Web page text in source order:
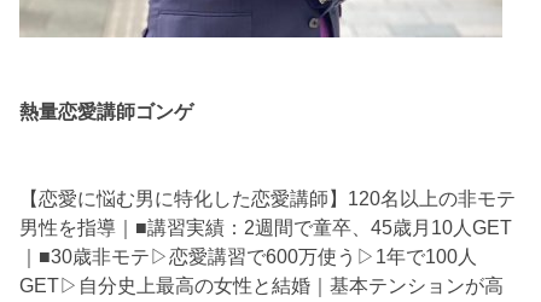
熱量恋愛講師ゴンゲ
【恋愛に悩む男に特化した恋愛講師】120名以上の非モテ
男性を指導｜■講習実績：2週間で童卒、45歳月10人GET
｜■30歳非モテ▷恋愛講習で600万使う▷1年で100人
GET▷自分史上最高の女性と結婚｜基本テンションが高